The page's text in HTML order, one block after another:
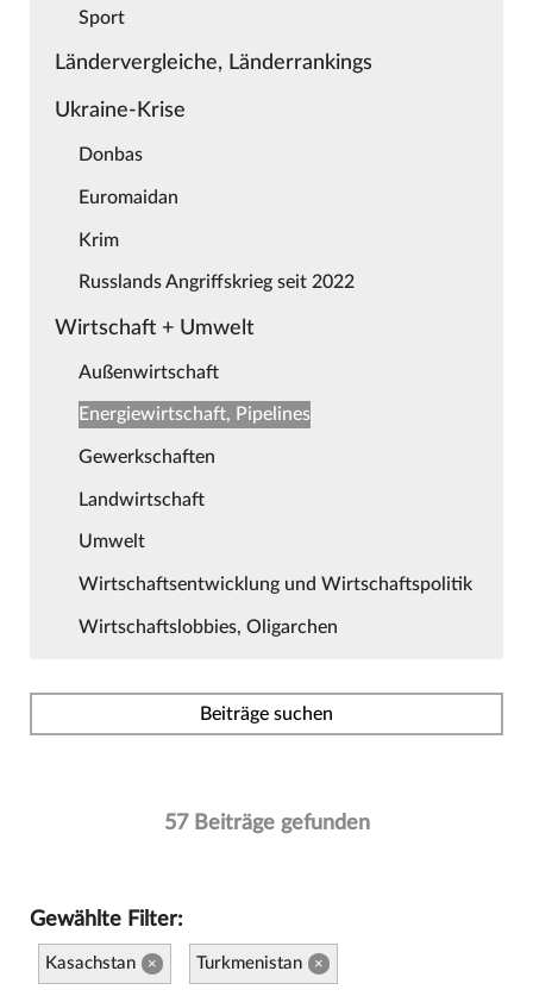
Sport
Ländervergleiche, Länderrankings
Ukraine-Krise
Donbas
Euromaidan
Krim
Russlands Angriffskrieg seit 2022
Wirtschaft + Umwelt
Außenwirtschaft
Energiewirtschaft, Pipelines
Gewerkschaften
Landwirtschaft
Umwelt
Wirtschaftsentwicklung und Wirtschaftspolitik
Wirtschaftslobbies, Oligarchen
Beiträge suchen
57 Beiträge gefunden
Gewählte Filter:
Kasachstan × Turkmenistan ×